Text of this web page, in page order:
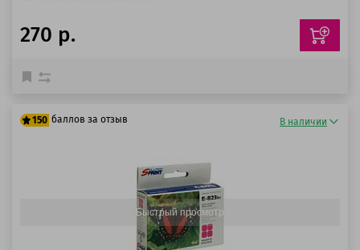
270 р.
150 баллов за отзыв В наличии
Быстрый просмотр